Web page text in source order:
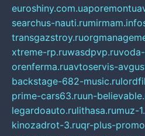
euroshiny.com.ua
searchus-nauti.rumirmam.info
transgazstroy.ru
xtreme-rp.ruwasdpvp.ru
orenferma.ruavtoservis-
backstage-682-music.ru
prime-cars63.ruun-
legardoauto.rulithasa.rumuz-
kinozadrot-3.ruqr-plus-